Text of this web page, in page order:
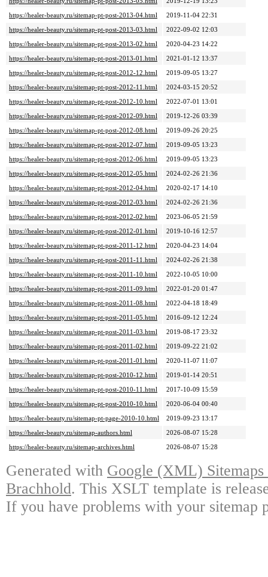
https://healer-beauty.ru/sitemap-pt-post-2013-04.html
2019-11-04 22:31
https://healer-beauty.ru/sitemap-pt-post-2013-03.html
2022-09-02 12:03
https://healer-beauty.ru/sitemap-pt-post-2013-02.html
2020-04-23 14:22
https://healer-beauty.ru/sitemap-pt-post-2013-01.html
2021-01-12 13:37
https://healer-beauty.ru/sitemap-pt-post-2012-12.html
2019-09-05 13:27
https://healer-beauty.ru/sitemap-pt-post-2012-11.html
2024-03-15 20:52
https://healer-beauty.ru/sitemap-pt-post-2012-10.html
2022-07-01 13:01
https://healer-beauty.ru/sitemap-pt-post-2012-09.html
2019-12-26 03:39
https://healer-beauty.ru/sitemap-pt-post-2012-08.html
2019-09-26 20:25
https://healer-beauty.ru/sitemap-pt-post-2012-07.html
2019-09-05 13:23
https://healer-beauty.ru/sitemap-pt-post-2012-06.html
2019-09-05 13:23
https://healer-beauty.ru/sitemap-pt-post-2012-05.html
2024-02-26 21:36
https://healer-beauty.ru/sitemap-pt-post-2012-04.html
2020-02-17 14:10
https://healer-beauty.ru/sitemap-pt-post-2012-03.html
2024-02-26 21:36
https://healer-beauty.ru/sitemap-pt-post-2012-02.html
2023-06-05 21:59
https://healer-beauty.ru/sitemap-pt-post-2012-01.html
2019-10-16 12:57
https://healer-beauty.ru/sitemap-pt-post-2011-12.html
2020-04-23 14:04
https://healer-beauty.ru/sitemap-pt-post-2011-11.html
2024-02-26 21:38
https://healer-beauty.ru/sitemap-pt-post-2011-10.html
2022-10-05 10:00
https://healer-beauty.ru/sitemap-pt-post-2011-09.html
2022-01-20 01:47
https://healer-beauty.ru/sitemap-pt-post-2011-08.html
2022-04-18 18:49
https://healer-beauty.ru/sitemap-pt-post-2011-05.html
2016-09-12 12:24
https://healer-beauty.ru/sitemap-pt-post-2011-03.html
2019-08-17 23:32
https://healer-beauty.ru/sitemap-pt-post-2011-02.html
2019-09-22 21:02
https://healer-beauty.ru/sitemap-pt-post-2011-01.html
2020-11-07 11:07
https://healer-beauty.ru/sitemap-pt-post-2010-12.html
2019-01-14 20:51
https://healer-beauty.ru/sitemap-pt-post-2010-11.html
2017-10-09 15:59
https://healer-beauty.ru/sitemap-pt-post-2010-10.html
2020-06-04 00:40
https://healer-beauty.ru/sitemap-pt-page-2010-10.html
2019-09-23 13:17
https://healer-beauty.ru/sitemap-authors.html
2026-08-07 15:28
https://healer-beauty.ru/sitemap-archives.html
2026-08-07 15:28
Generated with Google (XML)
Brachhold. This XSLT template is
If you have problems with your sitemap